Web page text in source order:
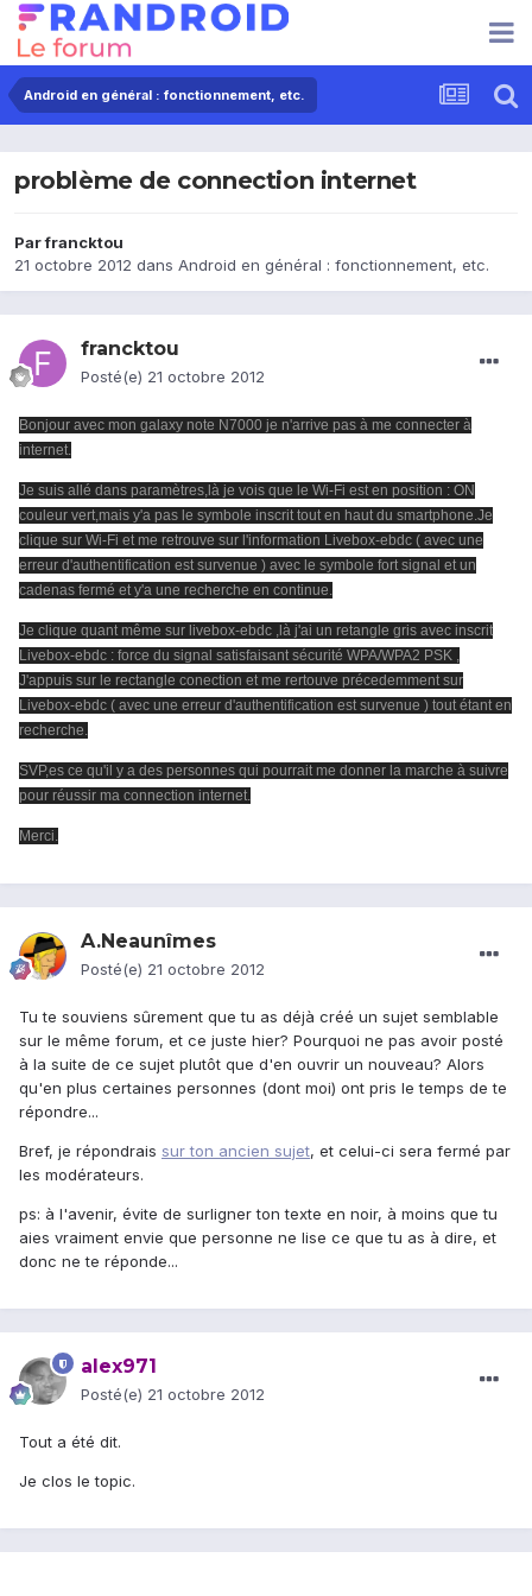
Android en général : fonctionnement, etc.
problème de connection internet
Parfrancktou
21 octobre 2012 dans Android en général : fonctionnement, etc.
francktou
Posté(e) 21 octobre 2012
Bonjour avec mon galaxy note N7000 je n'arrive pas à me connecter à
internet.
Je suis allé dans paramètres,là je vois que le Wi-Fi est en position : ON
couleur vert,mais y'a pas le symbole inscrit tout en haut du smartphone.Je
clique sur Wi-Fi et me retrouve sur l'information Livebox-ebdc ( avec une
erreur d'authentification est survenue ) avec le symbole fort signal et un
cadenas fermé et y'a une recherche en continue.
Je clique quant même sur livebox-ebdc ,là j'ai un retangle gris avec inscrit
Livebox-ebdc : force du signal satisfaisant sécurité WPA/WPA2 PSK ,
J'appuis sur le rectangle conection et me rertouve précedemment sur
Livebox-ebdc ( avec une erreur d'authentification est survenue ) tout étant en
recherche.
SVP,es ce qu'il y a des personnes qui pourrait me donner la marche à suivre
pour réussir ma connection internet.
Merci.
A.Neaunîmes
Posté(e) 21 octobre 2012
Tu te souviens sûrement que tu as déjà créé un sujet semblable
sur le même forum, et ce juste hier? Pourquoi ne pas avoir posté
à la suite de ce sujet plutôt que d'en ouvrir un nouveau? Alors
qu'en plus certaines personnes (dont moi) ont pris le temps de te
répondre...
Bref, je répondrais sur ton ancien sujet, et celui-ci sera fermé par
les modérateurs.
ps: à l'avenir, évite de surligner ton texte en noir, à moins que tu
aies vraiment envie que personne ne lise ce que tu as à dire, et
donc ne te réponde...
alex971
Posté(e) 21 octobre 2012
Tout a été dit.
Je clos le topic.